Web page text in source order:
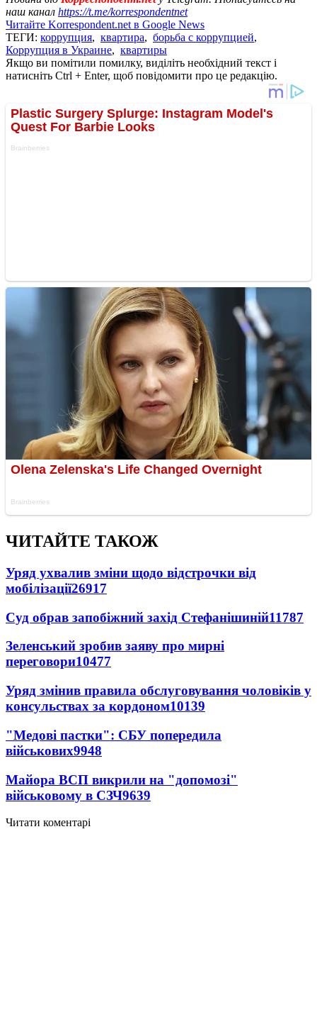
наш канал https://t.me/korrespondentnet
Читайте Korrespondent.net в Google News
ТЕГИ: коррупция, квартира, борьба с коррупцией,
Коррупция в Украине, квартиры
Якщо ви помітили помилку, виділіть необхідний текст і
натисніть Ctrl + Enter, щоб повідомити про це редакцію.
ЧИТАЙТЕ ТАКОЖ
Уряд ухвалив зміни щодо відстрочки від
мобілізації26917
Суд обрав запобіжний захід Стефанішиній11787
Зеленський зробив заяву про мирні
переговори10477
Уряд змінив правила обслуговування чоловіків у
консульствах за кордоном10139
"Медові пастки": СБУ попередила
військових9948
Майора ВСП викрили на "допомозі"
військовому в СЗЧ9639
Читати коментарі